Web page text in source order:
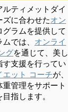
ティメットダイ
に合わせたオン
グラムを提供して
では、 オンライ
グを通じて、美し
支援を行ってい
エット コーチが、
管理をサポート
指します。